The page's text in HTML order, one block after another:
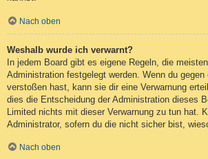
Nach oben
Weshalb wurde ich verwarnt?
In jedem Board gibt es eigene Regeln, die
Administration festgelegt werden. Wenn du gegen
verstoßen hast, kann sie dir eine Verwarnung
dies die Entscheidung der Administration dieses
Limited nichts mit dieser Verwarnung zu tun hat.
Administrator, sofern du die nicht sicher bist,
Nach oben